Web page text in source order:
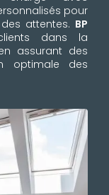
pour
attentes. BP
dans la
assurant des
optimale des